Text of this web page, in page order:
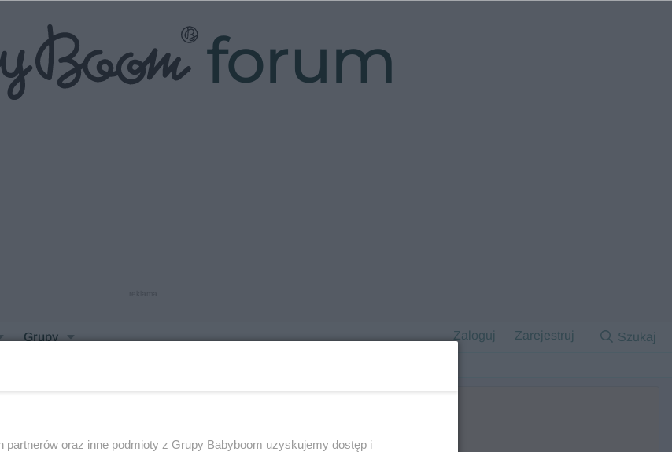
forum
Grupy Zaloguj Zarejestruj Szukaj
partnerów oraz inne podmioty z Grupy Babyboom uzyskujemy dostęp i